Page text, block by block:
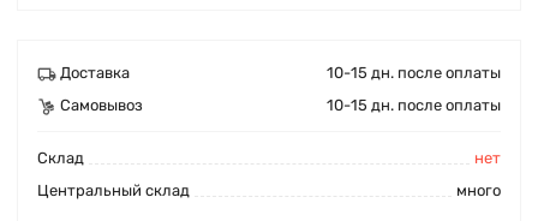
Доставка
10-15 дн. после оплаты
Самовывоз
10-15 дн. после оплаты
Cклад
нет
Центральный склад
много